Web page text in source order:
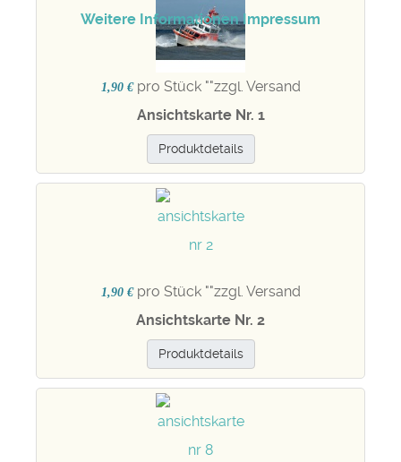
1,90 € pro Stück ""zzgl. Versand
Ansichtskarte Nr. 1
Produktdetails
1,90 € pro Stück ""zzgl. Versand
Ansichtskarte Nr. 2
Produktdetails
Weitere Informationen Impressum